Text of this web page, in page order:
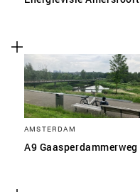
AMSTERDAM
A9 Gaasperdammerweg